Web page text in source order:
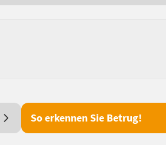
So erkennen Sie Betrug!